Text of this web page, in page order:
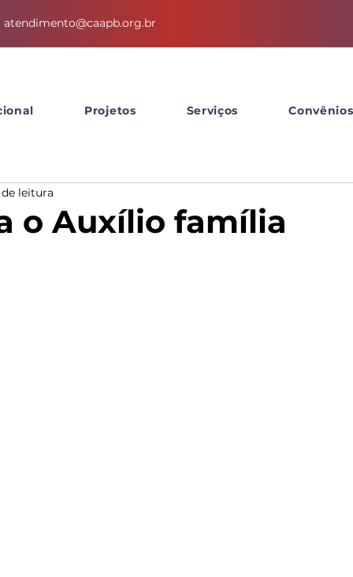
atendimento@caapb.org.br
Projetos Serviços Convênios
o Auxílio família
leitura